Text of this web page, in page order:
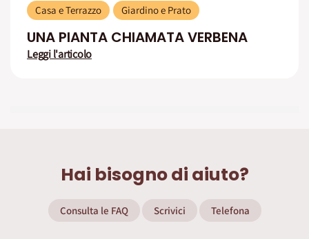
Casa e Terrazzo Giardino e Prato
UNA PIANTA CHIAMATA VERBENA
Leggi l'articolo
Hai bisogno di aiuto?
Consulta le FAQ Scrivici Telefona